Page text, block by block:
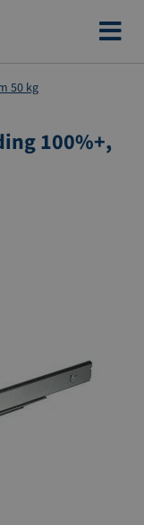
50 kg
100%+,